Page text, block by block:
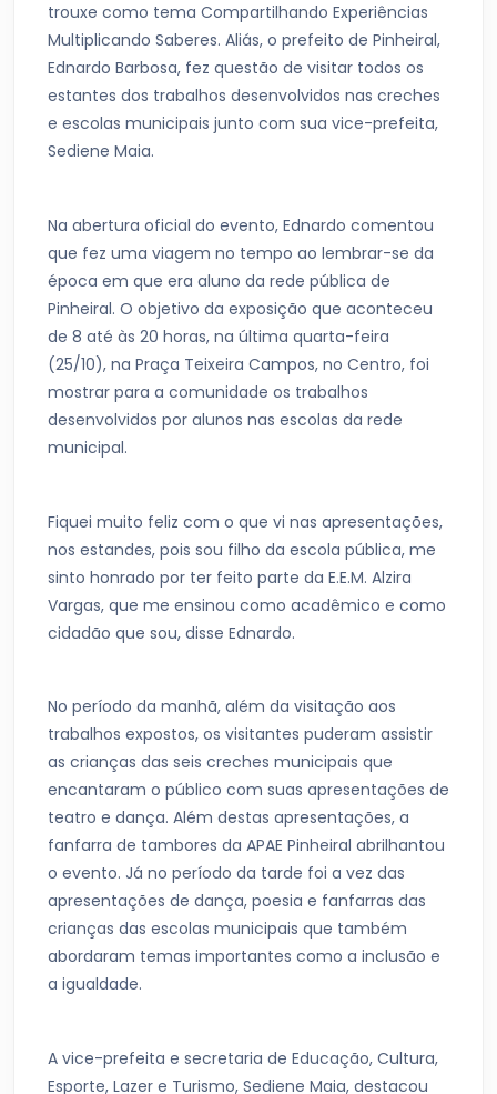
trouxe como tema Compartilhando Experiências
Multiplicando Saberes. Aliás, o prefeito de Pinheiral,
Ednardo Barbosa, fez questão de visitar todos os
estantes dos trabalhos desenvolvidos nas creches
e escolas municipais junto com sua vice-prefeita,
Sediene Maia.
Na abertura oficial do evento, Ednardo comentou
que fez uma viagem no tempo ao lembrar-se da
época em que era aluno da rede pública de
Pinheiral. O objetivo da exposição que aconteceu
de 8 até às 20 horas, na última quarta-feira
(25/10), na Praça Teixeira Campos, no Centro, foi
mostrar para a comunidade os trabalhos
desenvolvidos por alunos nas escolas da rede
municipal.
Fiquei muito feliz com o que vi nas apresentações,
nos estandes, pois sou filho da escola pública, me
sinto honrado por ter feito parte da E.E.M. Alzira
Vargas, que me ensinou como acadêmico e como
cidadão que sou, disse Ednardo.
No período da manhã, além da visitação aos
trabalhos expostos, os visitantes puderam assistir
as crianças das seis creches municipais que
encantaram o público com suas apresentações de
teatro e dança. Além destas apresentações, a
fanfarra de tambores da APAE Pinheiral abrilhantou
o evento. Já no período da tarde foi a vez das
apresentações de dança, poesia e fanfarras das
crianças das escolas municipais que também
abordaram temas importantes como a inclusão e
a igualdade.
A vice-prefeita e secretaria de Educação, Cultura,
Esporte, Lazer e Turismo, Sediene Maia, destacou